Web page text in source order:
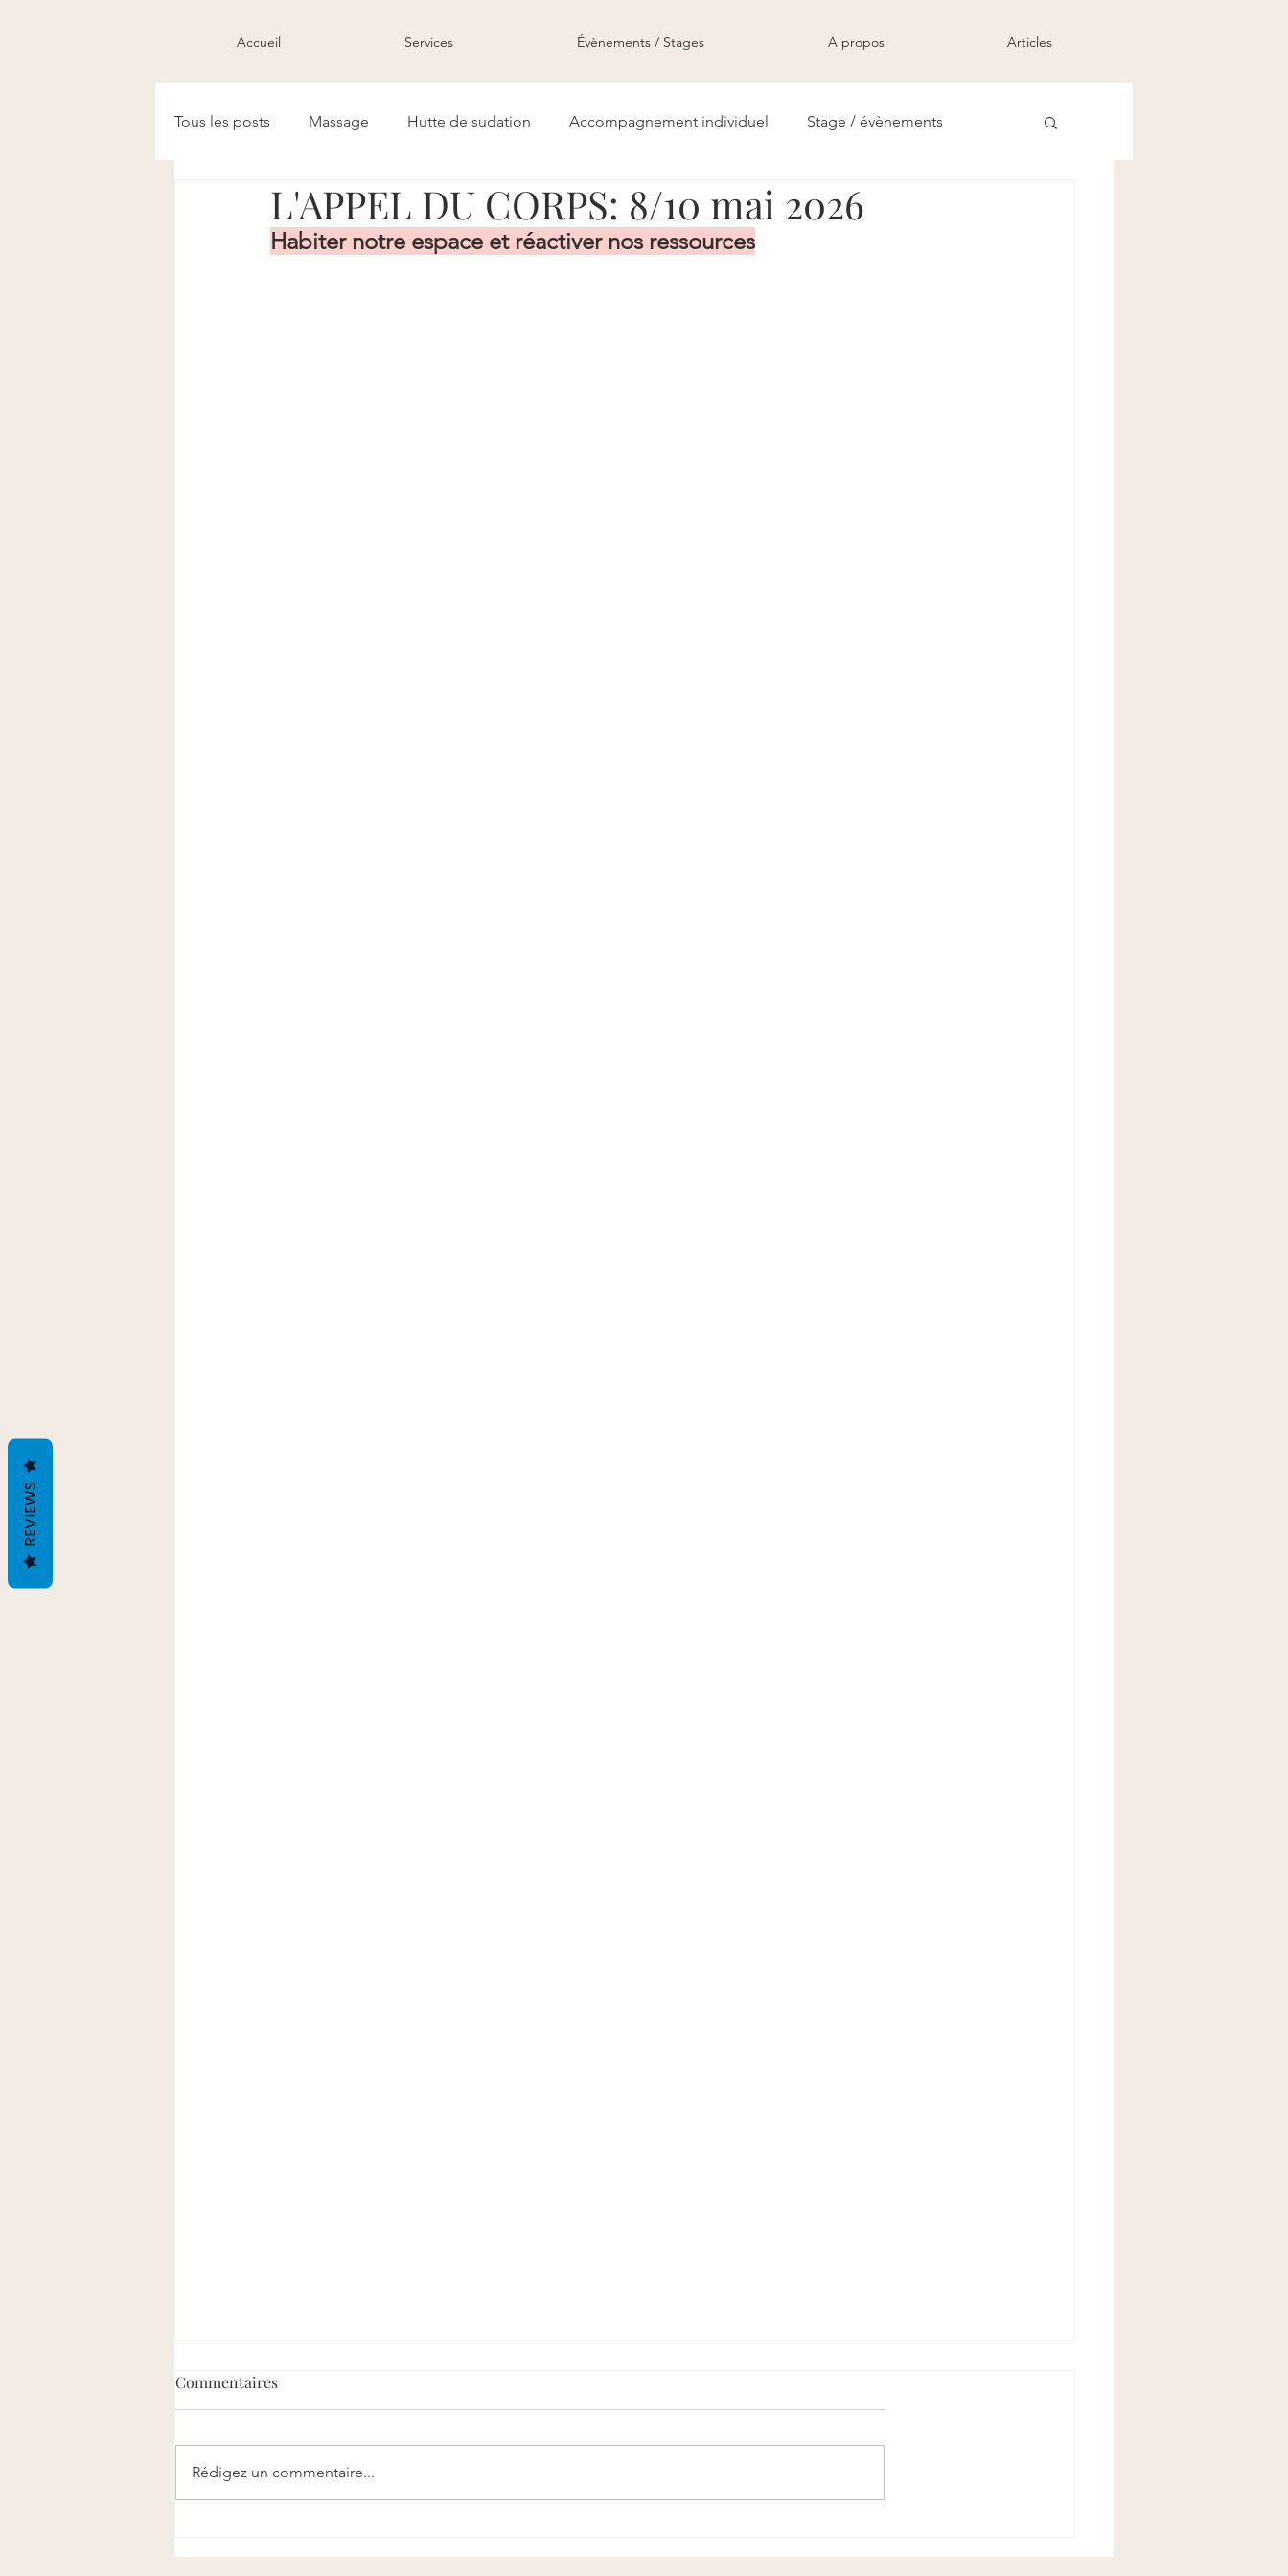
Accueil Services Évènements / Stages A propos Articles
Tous les posts Massage Hutte de sudation Accompagnement individuel Stage / évènements
L'APPEL DU CORPS: 8/10 mai 2026
Habiter notre espace et réactiver nos ressources
Commentaires
Rédigez un commentaire...
REVIEWS